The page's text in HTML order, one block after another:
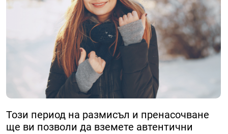
Този период на размисъл и пренасочване
ще ви позволи да вземете автентични